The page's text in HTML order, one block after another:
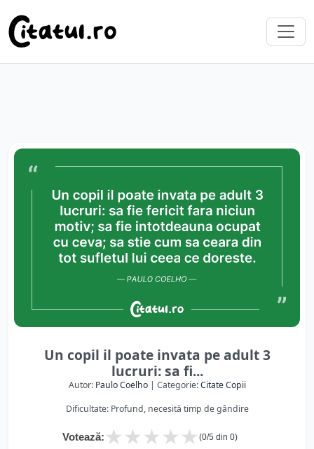
Un copil il poate invata pe adult 3
lucruri: sa fi...
Autor: Paulo Coelho| Categorie:Citate Copii
Dificultate: Profund, necesită timp de gândire
Votează: ★
★
★
★
★ (0/5 din 0)